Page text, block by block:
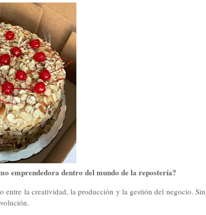
emprendedora dentro del mundo de la repostería?
entre la creatividad, la producción y la gestión del negocio. Sin